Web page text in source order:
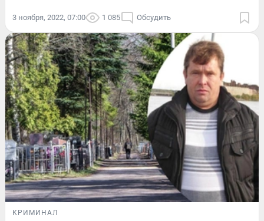
3 ноября, 2022, 07:00 1 085 Обсудить
КРИМИНАЛ